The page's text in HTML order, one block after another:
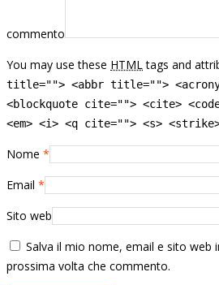
commento
You may use these HTML tags and
title=""> <abbr title="">
<blockquote cite=""> <cite>
<em> <i> <q cite=""> <s>
Nome *
Email *
Sito web
Salva il mio nome, email e sito web
prossima volta che commento.